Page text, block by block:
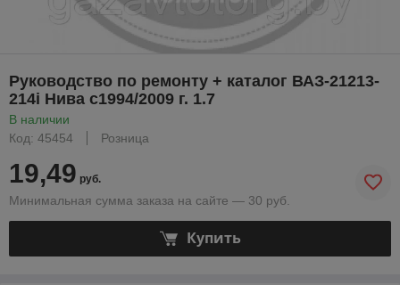
Руководство по ремонту + каталог ВАЗ-21213-
214i Нива с1994/2009 г. 1.7
В наличии
Код: 45454
Розница
19,49 руб.
Минимальная сумма заказа на сайте — 30 руб.
Купить